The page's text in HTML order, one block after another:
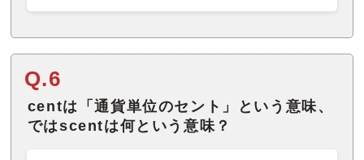
Q.6
centは「通貨単位のセント」という意味、
ではscentは何という意味？